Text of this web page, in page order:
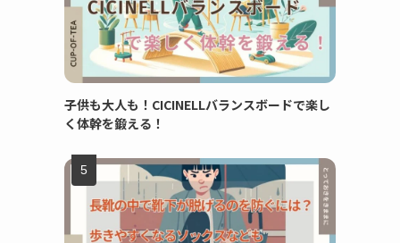
子供も大人も！CICINELLバランスボードで楽し
く体幹を鍛える！